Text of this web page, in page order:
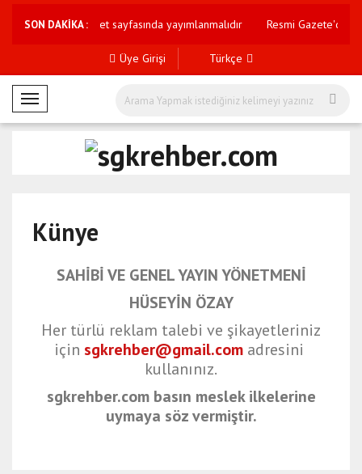
SON DAKİKA :
görüşleri internet sayfasında yayımlanmalıdır Resmi Gazete'de
Üye Girişi Türkçe
M
o
nKünye
SAHİBİ VE GENEL YAYIN YÖNETMENİ
HÜSEYİN ÖZAY
Her türlü reklam talebi ve şikayetleriniz
için sgkrehber@gmail.com adresini
kullanınız.
sgkrehber.com basın meslek ilkelerine
uymaya söz vermiştir.